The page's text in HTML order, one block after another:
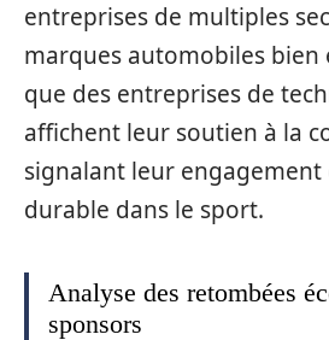
entreprises de multiples
marques automobiles bien
que des entreprises de
affichent leur soutien à la
signalant leur
durable dans le sport.
Analyse des retombées
sponsors